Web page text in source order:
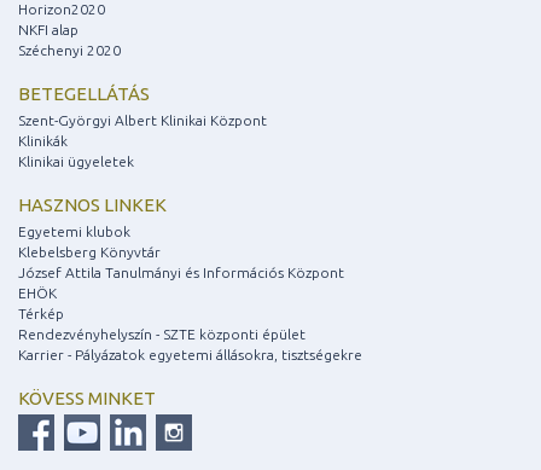
Horizon2020
NKFI alap
Széchenyi 2020
BETEGELLÁTÁS
Szent-Györgyi Albert Klinikai Központ
Klinikák
Klinikai ügyeletek
HASZNOS LINKEK
Egyetemi klubok
Klebelsberg Könyvtár
József Attila Tanulmányi és Információs Központ
EHÖK
Térkép
Rendezvényhelyszín - SZTE központi épület
Karrier - Pályázatok egyetemi állásokra, tisztségekre
KÖVESS MINKET